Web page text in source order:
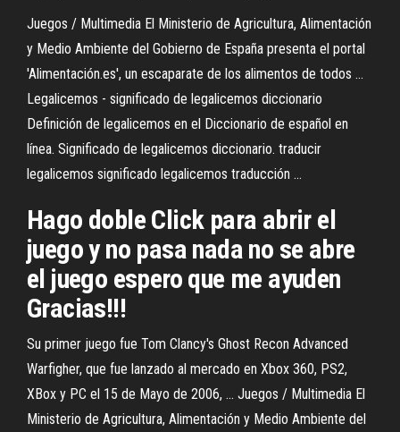
Juegos / Multimedia El Ministerio de Agricultura, Alimentación
y Medio Ambiente del Gobierno de España presenta el portal
'Alimentación.es', un escaparate de los alimentos de todos ...
Legalicemos - significado de legalicemos diccionario
Definición de legalicemos en el Diccionario de español en
línea. Significado de legalicemos diccionario. traducir
legalicemos significado legalicemos traducción ...
Hago doble Click para abrir el
juego y no pasa nada no se abre
el juego espero que me ayuden
Gracias!!!
Su primer juego fue Tom Clancy's Ghost Recon Advanced
Warfigher, que fue lanzado al mercado en Xbox 360, PS2,
XBox y PC el 15 de Mayo de 2006, ... Juegos / Multimedia El
Ministerio de Agricultura, Alimentación y Medio Ambiente del